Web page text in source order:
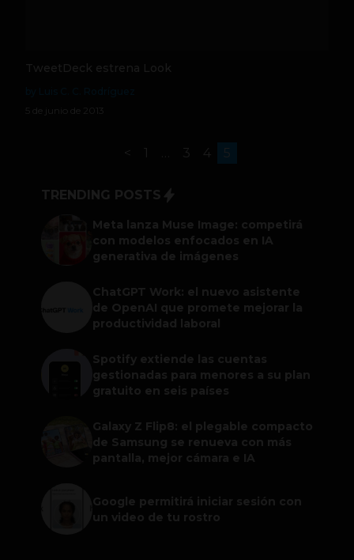
TweetDeck estrena Look
5 de junio de 2013
1 3 4 5
TRENDING POSTS
Meta lanza Muse Image: competirá
con modelos enfocados en IA
generativa de imágenes
ChatGPT Work: el nuevo asistente
de OpenAI que promete mejorar la
productividad laboral
Spotify extiende las cuentas
gestionadas para menores a su plan
gratuito en seis países
Galaxy Z Flip8: el plegable compacto
de Samsung se renueva con más
pantalla, mejor cámara e IA
Google permitirá iniciar sesión con
un video de tu rostro